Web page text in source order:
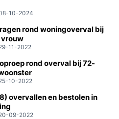
10-2024
rond woningoverval bij
11-2022
rond overval bij 72-
10-2022
overvallen en bestolen in
09-2022